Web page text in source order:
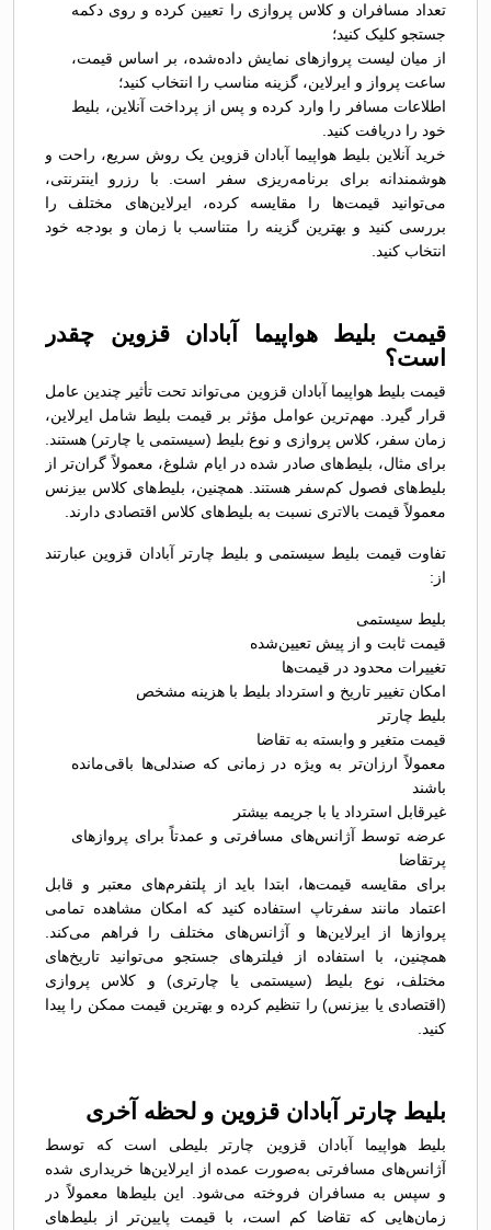
تعداد مسافران و کلاس پروازی را تعیین کرده و روی دکمه
جستجو کلیک کنید؛
از میان لیست پروازهای نمایش داده‌شده، بر اساس قیمت،
ساعت پرواز و ایرلاین، گزینه مناسب را انتخاب کنید؛
اطلاعات مسافر را وارد کرده و پس از پرداخت آنلاین، بلیط
خود را دریافت کنید.
خرید آنلاین بلیط هواپیما آبادان قزوین یک روش سریع، راحت و
هوشمندانه برای برنامه‌ریزی سفر است. با رزرو اینترنتی،
می‌توانید قیمت‌ها را مقایسه کرده، ایرلاین‌های مختلف را
بررسی کنید و بهترین گزینه را متناسب با زمان و بودجه خود
انتخاب کنید.
قیمت بلیط هواپیما آبادان قزوین چقدر
است؟
قیمت بلیط هواپیما آبادان قزوین می‌تواند تحت تأثیر چندین عامل
قرار گیرد. مهم‌ترین عوامل مؤثر بر قیمت بلیط شامل ایرلاین،
زمان سفر، کلاس پروازی و نوع بلیط (سیستمی یا چارتر) هستند.
برای مثال، بلیط‌های صادر شده در ایام شلوغ، معمولاً گران‌تر از
بلیط‌های فصول کم‌سفر هستند. همچنین، بلیط‌های کلاس بیزنس
معمولاً قیمت بالاتری نسبت به بلیط‌های کلاس اقتصادی دارند.
تفاوت قیمت بلیط سیستمی و بلیط چارتر آبادان قزوین عبارتند
از:
بلیط سیستمی
قیمت ثابت و از پیش تعیین‌شده
تغییرات محدود در قیمت‌ها
امکان تغییر تاریخ و استرداد بلیط با هزینه مشخص
بلیط چارتر
قیمت متغیر و وابسته به تقاضا
معمولاً ارزان‌تر به ویژه در زمانی که صندلی‌ها باقی‌مانده
باشند
غیرقابل استرداد یا با جریمه بیشتر
عرضه توسط آژانس‌های مسافرتی و عمدتاً برای پروازهای
پرتقاضا
برای مقایسه قیمت‌ها، ابتدا باید از پلتفرم‌های معتبر و قابل
اعتماد مانند سفرتاپ استفاده کنید که امکان مشاهده تمامی
پروازها از ایرلاین‌ها و آژانس‌های مختلف را فراهم می‌کند.
همچنین، با استفاده از فیلترهای جستجو می‌توانید تاریخ‌های
مختلف، نوع بلیط (سیستمی یا چارتری) و کلاس پروازی
(اقتصادی یا بیزنس) را تنظیم کرده و بهترین قیمت ممکن را پیدا
کنید.
بلیط چارتر آبادان قزوین و لحظه آخری
بلیط هواپیما آبادان قزوین چارتر بلیطی است که توسط
آژانس‌های مسافرتی به‌صورت عمده از ایرلاین‌ها خریداری شده
و سپس به مسافران فروخته می‌شود. این بلیط‌ها معمولاً در
زمان‌هایی که تقاضا کم است، با قیمت پایین‌تر از بلیط‌های